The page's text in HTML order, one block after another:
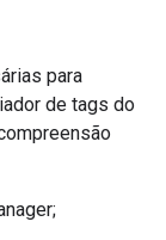
para
de tags do